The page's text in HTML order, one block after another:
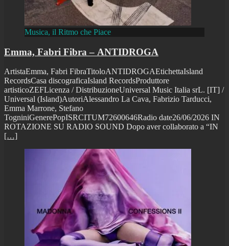
Musica, il Ritmo che Piace
Emma, Fabri Fibra – ANTIDROGA
ArtistaEmma, Fabri FibraTitoloANTIDROGAEtichettaIsland
RecordsCasa discograficaIsland RecordsProduttore
artisticoZEFLicenza / DistribuzioneUniversal Music Italia srL. [IT] /
Universal (Island)AutoriAlessandro La Cava, Fabrizio Tarducci,
Emma Marrone, Stefano
TogniniGenerePopISRCITUM72600646Radio date26/06/2026 IN
ROTAZIONE SU RADIO SOUND Dopo aver collaborato a “IN
[…]